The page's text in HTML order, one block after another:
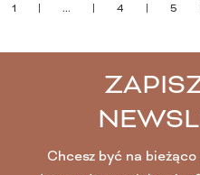
1 | ... | 4 | 5
Chcesz być na